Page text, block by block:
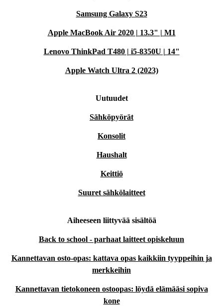
Samsung Galaxy S23
Apple MacBook Air 2020 | 13.3" | M1
Lenovo ThinkPad T480 | i5-8350U | 14"
Apple Watch Ultra 2 (2023)
Uutuudet
Sähköpyörät
Konsolit
Haushalt
Keittiö
Suuret sähkölaitteet
Aiheeseen liittyvää sisältöä
Back to school - parhaat laitteet opiskeluun
Kannettavan osto-opas: kattava opas kaikkiin tyyppeihin ja
merkkeihin
Kannettavan tietokoneen ostoopas: löydä elämääsi sopiva
kone